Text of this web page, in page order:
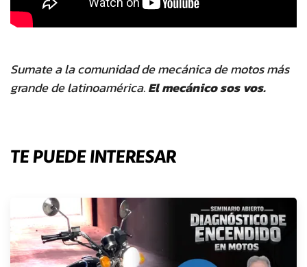
Sumate a la comunidad de mecánica de motos más
grande de latinoamérica.El mecánico sos vos.
TE PUEDE INTERESAR